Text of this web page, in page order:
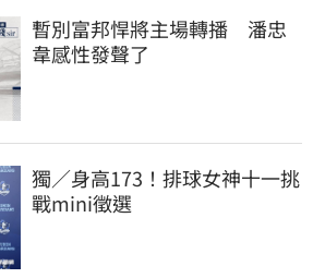
暫別富邦悍將主場轉播　潘忠
韋感性發聲了
獨／身高173！排球女神十一挑
戰mini徵選